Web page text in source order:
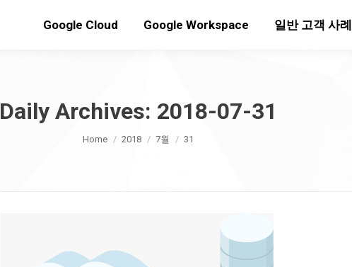
Google Cloud Google Workspace 일반 고객 사례
Daily Archives: 2018-07-31
You are here:
Home 2018 7월 31